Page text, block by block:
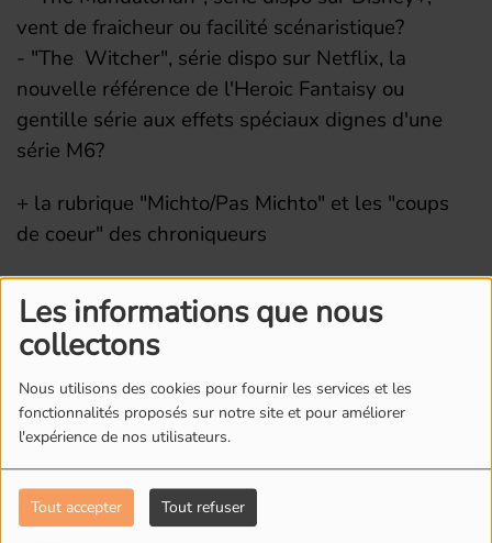
Les informations que nous
collectons
Nous utilisons des cookies pour fournir les services et les
fonctionnalités proposés sur notre site et pour améliorer
l'expérience de nos utilisateurs.
Tout accepter Tout refuser
vent de fraicheur ou facilité scénaristique?
- "The Witcher", série dispo sur Netflix, la
nouvelle référence de l'Heroic Fantaisy ou
gentille série aux effets spéciaux dignes d'une
série M6?
+ la rubrique "Michto/Pas Michto" et les "coups
de coeur" des chroniqueurs
L'ÉQUIPE DE RADIO M'S